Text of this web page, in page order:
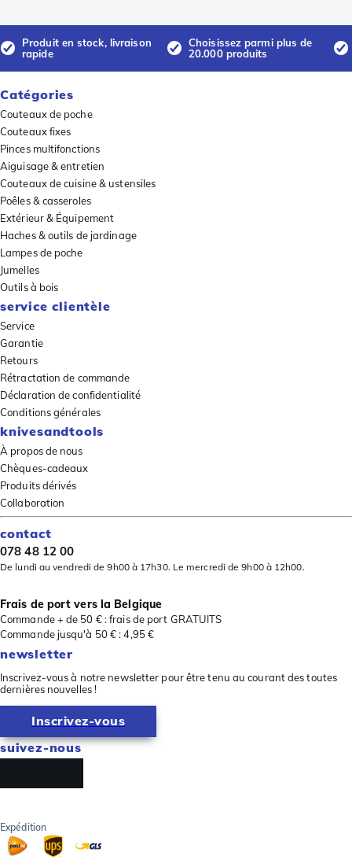
Produit en stock, livraison
rapide
Choisissez parmi plus de
20.000 produits
Catégories
Couteaux de poche
Couteaux fixes
Pinces multifonctions
Aiguisage & entretien
Couteaux de cuisine & ustensiles
Poêles & casseroles
Extérieur & Équipement
Haches & outils de jardinage
Lampes de poche
Jumelles
Outils à bois
service clientèle
Service
Garantie
Retours
Rétractation de commande
Déclaration de confidentialité
Conditions générales
knivesandtools
À propos de nous
Chèques-cadeaux
Produits dérivés
Collaboration
contact
078 48 12 00
De lundi au vendredi de 9h00 à 17h30. Le mercredi de 9h00 à 12h00.
Frais de port vers la Belgique
Commande + de 50 € : frais de port GRATUITS
Commande jusqu'à 50 € : 4,95 €
newsletter
Inscrivez-vous à notre newsletter pour être tenu au courant des toutes
dernières nouvelles !
Inscrivez-vous
suivez-nous
Expédition